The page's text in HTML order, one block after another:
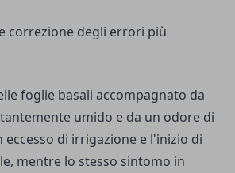
correzione degli errori più
foglie basali accompagnato da
umido e da un odore di
eccesso di irrigazione e l'inizio di
mentre lo stesso sintomo in